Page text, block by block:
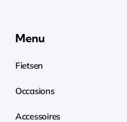
Menu
Fietsen
Occasions
Accessoires